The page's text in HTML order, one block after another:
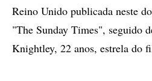
Reino Unido publicada neste
"The Sunday Times", seguido
Knightley, 22 anos, estrela do